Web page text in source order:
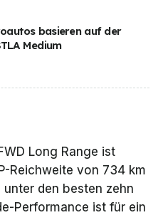
basieren auf der
Medium
Long Range ist
Reichweite von 734 km
den besten zehn
Performance ist für ein